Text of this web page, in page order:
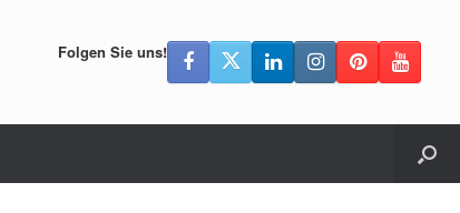
Folgen Sie uns!